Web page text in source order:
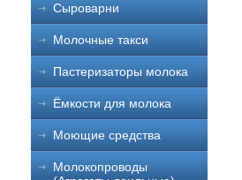
Сыроварни
Молочные такси
Пастеризаторы молока
Ёмкости для молока
Моющие средства
Молокопроводы